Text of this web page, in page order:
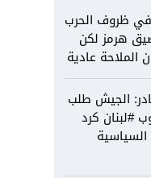
في ظروف الحرب
هرمز لكن
عادية
الجيش طلب
كرد